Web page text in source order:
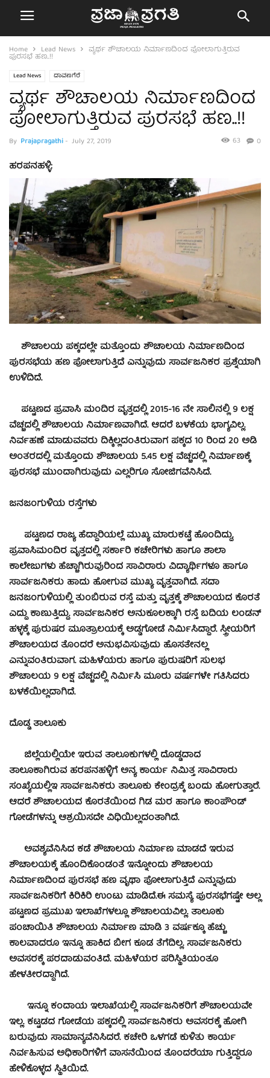
Home Lead News ವ್ಯರ್ಥ ಶೌಚಾಲಯ ನಿರ್ಮಾಣದಿಂದ ಪೋಲಾಗುತ್ತಿರುವ
ಪುರಸಭೆ ಹಣ..!!
Lead News ದಾವಣಗೆರೆ
ವ್ಯರ್ಥ ಶೌಚಾಲಯ ನಿರ್ಮಾಣದಿಂದ
ಪೋಲಾಗುತ್ತಿರುವ ಪುರಸಭೆ ಹಣ..!!
By Prajapragathi- July 27, 2019 0
63
ಹರಪನಹಳ್ಳಿ:
ಶೌಚಾಲಯ ಪಕ್ಕದಲ್ಲೇ ಮತ್ತೊಂದು ಶೌಚಾಲಯ ನಿರ್ಮಾಣದಿಂದ
ಪುರಸಭೆಯ ಹಣ ಪೋಲಾಗುತ್ತಿದೆ ಎನ್ನುವುದು ಸಾರ್ವಜನಿಕರ ಪ್ರಶ್ನೆಯಾಗಿ
ಉಳಿದಿದೆ.
ಪಟ್ಟಣದ ಪ್ರವಾಸಿ ಮಂದಿರ ವೃತ್ತದಲ್ಲಿ 2015-16 ನೇ ಸಾಲಿನಲ್ಲಿ 9 ಲಕ್ಷ
ವೆಚ್ಚದಲ್ಲಿ ಶೌಚಾಲಯ ನಿರ್ಮಾಣವಾಗಿದೆ. ಆದರೆ ಬಳಕೆಯ ಭಾಗ್ಯವಿಲ್ಲ.
ನಿರ್ವಹಣೆ ಮಾಡುವವರು ದಿಕ್ಕಿಲ್ಲದಂತಿರುವಾಗ ಪಕ್ಕದ 10 ರಿಂದ 20 ಅಡಿ
ಅಂತರದಲ್ಲಿ ಮತ್ತೊಂದು ಶೌಚಾಲಯ 5.45 ಲಕ್ಷ ವೆಚ್ಚದಲ್ಲಿ ನಿರ್ಮಾಣಕ್ಕೆ
ಪುರಸಭೆ ಮುಂದಾಗಿರುವುದು ಎಲ್ಲರಿಗೂ ಸೋಜಿಗವೆನಿಸಿದೆ.
ಜನಜಂಗುಳಿಯ ರಸ್ತೆಗಳು
ಪಟ್ಟಣದ ರಾಜ್ಯ ಹೆದ್ದಾರಿಯಲ್ಲೆ ಮುಖ್ಯ ಮಾರುಕಟ್ಟೆ ಹೊಂದಿದ್ದು,
ಪ್ರವಾಸಿಮಂದಿರ ವೃತ್ತದಲ್ಲಿ ಸರ್ಕಾರಿ ಕಚೇರಿಗಳು ಹಾಗೂ ಶಾಲಾ
ಕಾಲೇಜುಗಳು ಹೆಚ್ಚಾಗಿರುವುರಿಂದ ಸಾವಿರಾರು ವಿದ್ಯಾರ್ಥಿಗಳೂ ಹಾಗೂ
ಸಾರ್ವಜನಿಕರು ಹಾದು ಹೋಗುವ ಮುಖ್ಯ ವೃತ್ತವಾಗಿದೆ. ಸದಾ
ಜನಜಂಗುಳಿಯಲ್ಲಿ ತುಂಬಿರುವ ರಸ್ತೆ ಮತ್ತು ವೃತ್ತಕ್ಕೆ ಶೌಚಾಲಯದ ಕೊರತೆ
ಎದ್ದು ಕಾಣುತ್ತಿದ್ದು. ಸಾರ್ವಜನಿಕರ ಅನುಕೂಲಕ್ಕಾಗಿ ರಸ್ತೆ ಬದಿಯ ಲಂಡನ್
ಹಳ್ಳಕ್ಕೆ ಪುರುಷರ ಮೂತ್ರಾಲಯಕ್ಕೆ ಅಡ್ಡಗೋಡೆ ನಿರ್ಮಿಸಿದ್ದಾರೆ. ಸ್ತ್ರೀಯರಿಗೆ
ಶೌಚಾಲಯದ ತೊಂದರೆ ಅನುಭವಿಸುವುದು ಹೊಸತೇನಲ್ಲ
ಎನ್ನುವಂತಿರುವಾಗ. ಮಹಿಳೆಯರು ಹಾಗೂ ಪುರುಷರಿಗೆ ಸುಲಭ
ಶೌಚಾಲಯ 9 ಲಕ್ಷ ವೆಚ್ಚದಲ್ಲಿ ನಿರ್ಮಿಸಿ ಮೂರು ವರ್ಷಗಳೇ ಗತಿಸಿದರು
ಬಳಕೆಯಿಲ್ಲದಾಗಿದೆ.
ದೊಡ್ಡ ತಾಲೂಕು
ಜಿಲ್ಲೆಯಲ್ಲಿಯೇ ಇರುವ ತಾಲೂಕುಗಳಲ್ಲಿ ದೊಡ್ಡದಾದ
ತಾಲೂಕಾಗಿರುವ ಹರಪನಹಳ್ಳಿಗೆ ಅನ್ಯ ಕಾರ್ಯ ನಿಮಿತ್ತ ಸಾವಿರಾರು
ಸಂಖ್ಯೆಯಲ್ಲಿಇ ಸಾರ್ವಜನಿಕರು ತಾಲೂಕು ಕೇಂದ್ರಕ್ಕೆ ಬಂದು ಹೋಗುತ್ತಾರೆ.
ಆದರೆ ಶೌಚಾಲಯದ ಕೊರತೆಯಿಂದ ಗಿಡ ಮರ ಹಾಗೂ ಕಾಂಪೌಂಡ್
ಗೋಡೆಗಳನ್ನು ಆಶ್ರಯಿಸದೇ ವಿಧಿಯಿಲ್ಲದಂತಾಗಿದೆ.
ಅವಶ್ಯವೆನಿಸಿದ ಕಡೆ ಶೌಚಾಲಯ ನಿರ್ಮಾಣ ಮಾಡದೆ ಇರುವ
ಶೌಚಾಲಯಕ್ಕೆ ಹೊಂದಿಕೊಂಡಂತೆ ಇನ್ನೋಂದು ಶೌಚಾಲಯ
ನಿರ್ಮಾಣದಿಂದ ಪುರಸಭೆ ಹಣ ವೃಥಾ ಪೋಲಾಗುತ್ತಿದೆ ಎನ್ನುವುದು
ಸಾರ್ವಜನಿಕರಿಗೆ ಕಿರಿಕಿರಿ ಉಂಟು ಮಾಡಿದೆ.ಈ ಸಮಸ್ಯೆ ಪುರಸಭೆಗಷ್ಟೇ ಅಲ್ಲ
ಪಟ್ಟಣದ ಪ್ರಮುಖ ಇಲಾಖೆಗಳಲ್ಲೂ ಶೌಚಾಲಯವಿಲ್ಲ. ತಾಲೂಕು
ಪಂಚಾಯಿತಿ ಶೌಚಾಲಯ ನಿರ್ಮಾಣ ಮಾಡಿ 3 ವರ್ಷಕ್ಕೂ ಹೆಚ್ಚು
ಕಾಲವಾದರೂ ಇನ್ನೂ ಹಾಕಿದ ಬೀಗ ಕೂಡ ತೆಗೆದಿಲ್ಲ. ಸಾರ್ವಜನಿಕರು
ಅವಸರಕ್ಕೆ ಪರದಾಡುವಂತಿದೆ. ಮಹಿಳೆಯರ ಪರಿಸ್ಥಿತಿಯಂತೂ
ಹೇಳತೀರದ್ದಾಗಿದೆ.
ಇನ್ನೂ ಕಂದಾಯ ಇಲಾಖೆಯಲ್ಲಿ ಸಾರ್ವಜನಿಕರಿಗೆ ಶೌಚಾಲಯವೇ
ಇಲ್ಲ. ಕಟ್ಟಡದ ಗೋಡೆಯ ಪಕ್ಕದಲ್ಲಿ ಸಾರ್ವಜನಿಕರು ಅವಸರಕ್ಕೆ ಹೋಗಿ
ಬರುವುದು ಸಾಮಾನ್ಯವೆನಿಸಿದರೆ. ಕಚೇರಿ ಒಳಗಡೆ ಕುಳಿತು ಕಾರ್ಯ
ನಿರ್ವಹಿಸುವ ಅಧಿಕಾರಿಗಳಿಗೆ ವಾಸನೆಯಿಂದ ತೊಂದರೆಯಾ ಗುತ್ತಿದ್ದರೂ
ಹೇಳಿಕೊಳ್ಳದ ಸ್ಥಿತಿಯಿದೆ.